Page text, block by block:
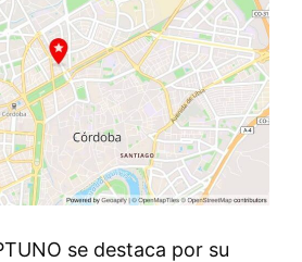
se destaca por su